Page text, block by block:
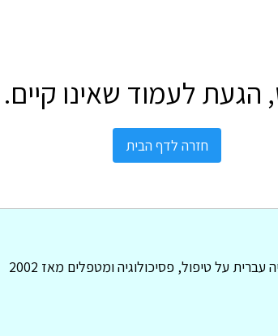
הגעת לעמוד שאינו קיים.
חזרה לדף הבית
עברית על טיפול, פסיכולוגיה ומטפלים מאז 2002